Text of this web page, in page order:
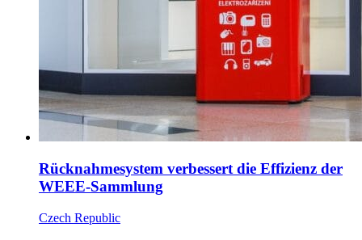
Rücknahmesystem verbessert die Effizienz der
WEEE-Sammlung
Czech Republic